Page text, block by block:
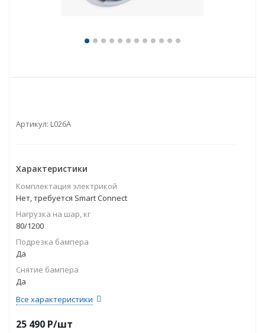
Артикул: L026A
Характеристики
Комплектация электрикой
Нет, требуется Smart Connect
Нагрузка на шар, кг
80/1200
Подрезка бампера
Да
Снятие бампера
Да
Все характеристики
25 490 P/шт